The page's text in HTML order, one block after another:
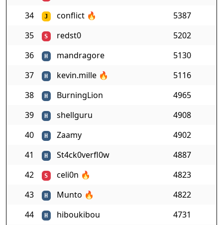
34
J conflict🔥
5387
35
S redst0
5202
36
H mandragore
5130
37
H kevin.mille🔥
5116
38
H BurningLion
4965
39
H shellguru
4908
40
H Zaamy
4902
41
H St4ck0verfl0w
4887
42
S celi0n 🔥
4823
43
H Munto 🔥
4822
44
H hiboukibou
4731